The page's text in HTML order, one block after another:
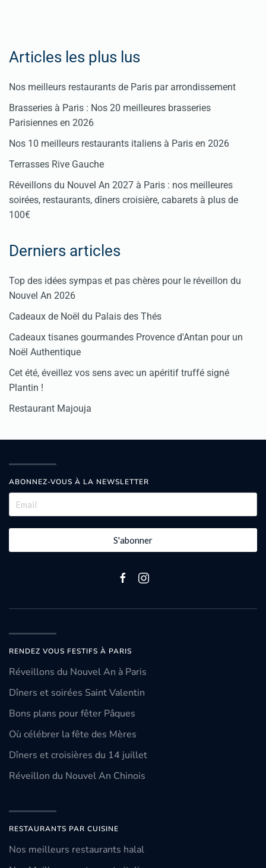
Articles les plus lus
Nos meilleurs restaurants de Paris par arrondissement
Brasseries à Paris : Nos 20 meilleures brasseries
Parisiennes en 2026
Nos 10 meilleurs restaurants italiens à Paris en 2026
Terrasses Rive Gauche
Réveillons du Nouvel An 2027 à Paris : nos meilleures
soirées, restaurants, dîners croisière, cabarets à plus de
100€
Derniers articles
Top des idées sympas et pas chères pour le réveillon du
Nouvel An 2026
Cadeaux de Noël du Palais des Thés
Cadeaux tisanes gourmandes Provence d'Antan pour un
Noël Authentique
Cet été, éveillez vos sens avec un apéritif truffé signé
Plantin !
Restaurant Majouja
ABONNEZ-VOUS À LA NEWSLETTER
S'abonner
RENDEZ VOUS FESTIFS À PARIS
Réveillons du Nouvel An à Paris
Dîners et soirées Saint Valentin
Bons plans pour fêter Pâques
Où célébrer la fête des Mères
Dîners et croisières du 14 juillet
Réveillon du Nouvel An Chinois
RESTAURANTS PAR CUISINE
Nos meilleurs restaurants halal